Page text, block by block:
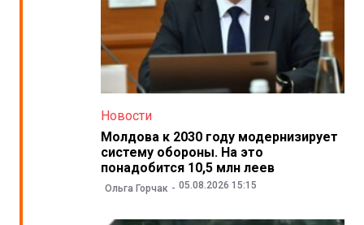
Новости
Молдова к 2030 году модернизирует
систему обороны. На это
понадобится 10,5 млн леев
Ольга Горчак 05.08.2026 15:15